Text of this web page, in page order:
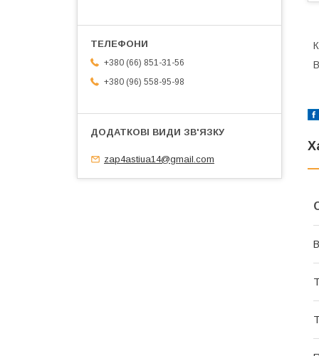
+380 (66) 851-31-56
+380 (96) 558-95-98
zap4astiua14@gmail.com